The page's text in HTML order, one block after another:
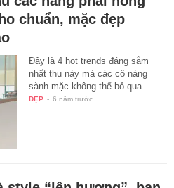
chuẩn, mặc đẹp
Đây là 4 hot trends đáng sắm
nhất thu này mà các cô nàng
sành mặc không thể bỏ qua.
ĐẸP - 6 năm trước